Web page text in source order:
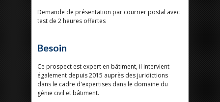
Demande de présentation par courrier postal avec
test de 2 heures offertes
Besoin
Ce prospect est expert en bâtiment, il intervient
également depuis 2015 auprès des juridictions
dans le cadre d'expertises dans le domaine du
génie civil et bâtiment.